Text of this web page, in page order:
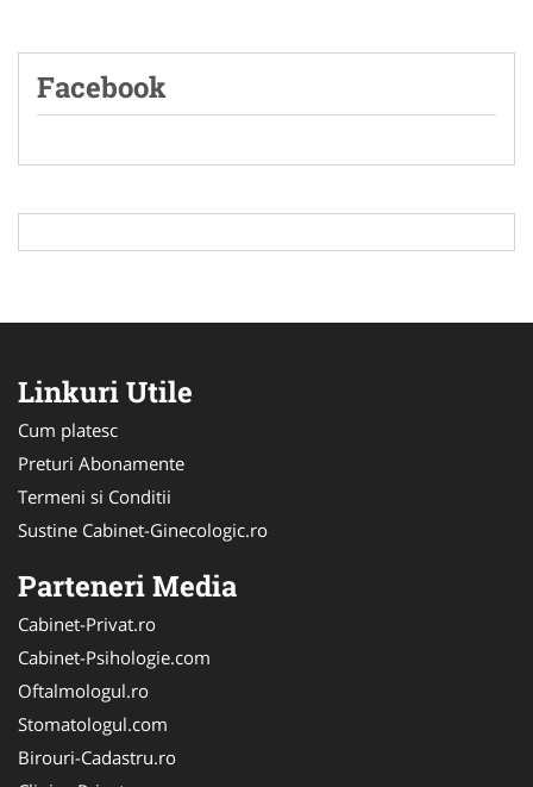
Facebook
Linkuri Utile
Cum platesc
Preturi Abonamente
Termeni si Conditii
Sustine Cabinet-Ginecologic.ro
Parteneri Media
Cabinet-Privat.ro
Cabinet-Psihologie.com
Oftalmologul.ro
Stomatologul.com
Birouri-Cadastru.ro